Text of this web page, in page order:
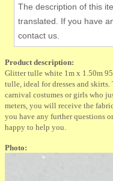
The description of this
translated. If you have
contact us.
Product description:
Glitter tulle white 1m x 1.50m
tulle, ideal for dresses and
carnival costumes or girls who
meters, you will receive the
you have any further questions
happy to help you.
Photo: